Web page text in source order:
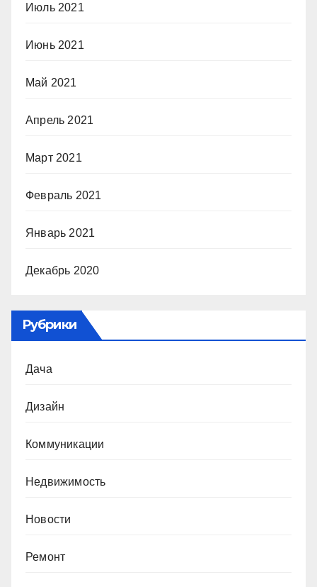
Июль 2021
Июнь 2021
Май 2021
Апрель 2021
Март 2021
Февраль 2021
Январь 2021
Декабрь 2020
Рубрики
Дача
Дизайн
Коммуникации
Недвижимость
Новости
Ремонт